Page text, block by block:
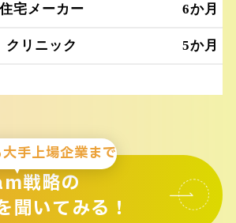
住宅メーカー 6か月
クリニック 5か月
手上場企業まで
戦略の
聞いてみる！